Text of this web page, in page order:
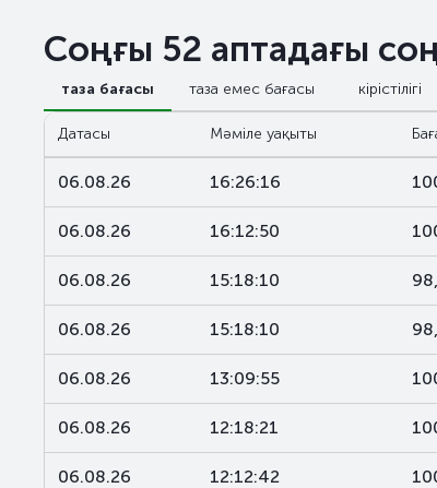
Соңғы 52 аптадағы
таза бағасы таза емес бағасы кірістілігі
Датасы Мәміле уақыты
06.08.26 16:26:16
06.08.26 16:12:50
06.08.26 15:18:10
06.08.26 15:18:10
06.08.26 13:09:55
06.08.26 12:18:21
06.08.26 12:12:42